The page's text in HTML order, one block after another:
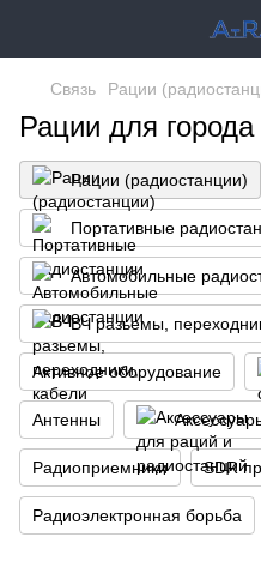
Связь Рации
Рации для города
Рации (радиостанции)
Портативные
Автомобильные
ВЧ разьемы,
Активное оборудование
Антенны
Радиоприемники SDR
Радиоэлектронная борьба